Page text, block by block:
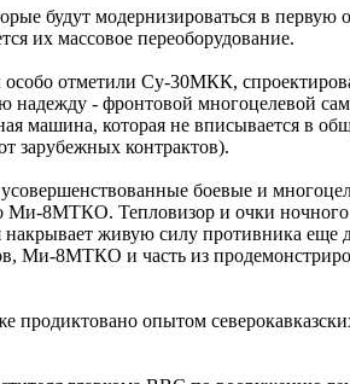
будут модернизироваться в
их массовое переоборудование.
отметили Су-30МКК,
- фронтовой многоцелевой
машина, которая не вписывается в
зарубежных контрактов).
боевые и
8МТКО. Тепловизор и очки
живую силу противника еще
Ми-8МТКО и часть из
продиктовано опытом